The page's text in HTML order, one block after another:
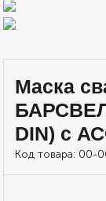
Маска
DIN) с
Код товара: 00-